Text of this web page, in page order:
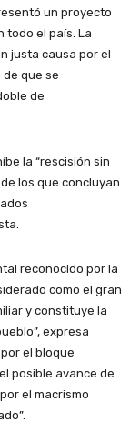
un proyecto
todo el país. La
justa causa por el
que se
de
la “rescisión sin
los que concluyan
reconocido por la
como el gran
y constituye la
expresa
el bloque
posible avance de
el macrismo